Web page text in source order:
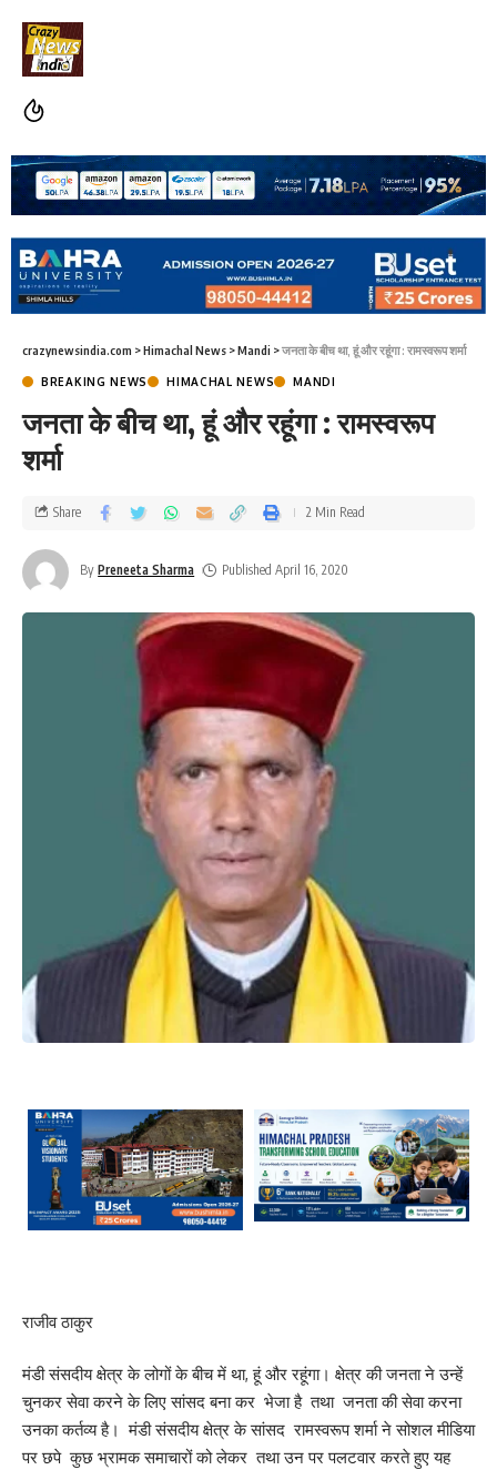
crazynewsindia.com >Himachal News >Mandi >जनता के बीच था, हूं और रहूंगा : रामस्वरूप शर्मा
BREAKING NEWS HIMACHAL NEWS MANDI
जनता के बीच था, हूं और रहूंगा : रामस्वरूप
शर्मा
By Preneeta Sharma Published April 16, 2020
Share 2 Min Read
राजीव ठाकुर
मंडी संसदीय क्षेत्र के लोगों के बीच में था, हूं और रहूंगा। क्षेत्र की जनता ने उन्हें
चुनकर सेवा करने के लिए सांसद बना कर भेजा है तथा जनता की सेवा करना
उनका कर्तव्य है। मंडी संसदीय क्षेत्र के सांसद रामस्वरूप शर्मा ने सोशल मीडिया
पर छपे कुछ भ्रामक समाचारों को लेकर तथा उन पर पलटवार करते हुए यह